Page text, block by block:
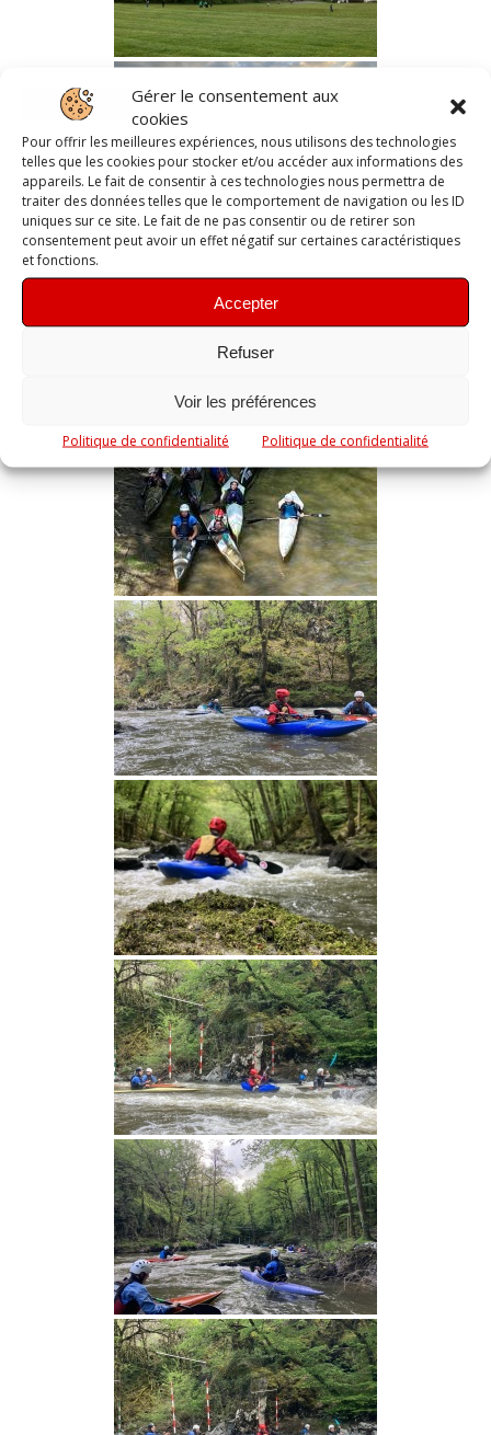
Gérer le consentement aux
cookies
Pour offrir les meilleures expériences, nous utilisons des technologies
telles que les cookies pour stocker et/ou accéder aux informations des
appareils. Le fait de consentir à ces technologies nous permettra de
traiter des données telles que le comportement de navigation ou les ID
uniques sur ce site. Le fait de ne pas consentir ou de retirer son
consentement peut avoir un effet négatif sur certaines caractéristiques
et fonctions.
Accepter
Refuser
Voir les préférences
Politique de confidentialité Politique de confidentialité